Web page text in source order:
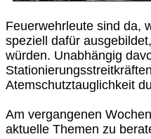
Feuerwehrleute sind da,
speziell dafür
würden. Unabhängig
Atemschutztauglichkeit
Am vergangenen
aktuelle Themen zu